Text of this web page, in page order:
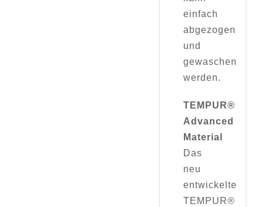
einfach
abgezogen
und
gewaschen
werden.
TEMPUR®
Advanced
Material
Das
neu
entwickelte
TEMPUR®